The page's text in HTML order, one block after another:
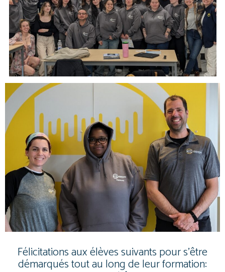
Félicitations aux élèves suivants pour s’être
démarqués tout au long de leur formation: